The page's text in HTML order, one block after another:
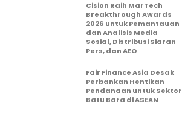
Cision Raih MarTech
Breakthrough Awards
2026 untuk Pemantauan
dan Analisis Media
Sosial, Distribusi Siaran
Pers, dan AEO
Fair Finance Asia Desak
Perbankan Hentikan
Pendanaan untuk Sektor
Batu Bara di ASEAN